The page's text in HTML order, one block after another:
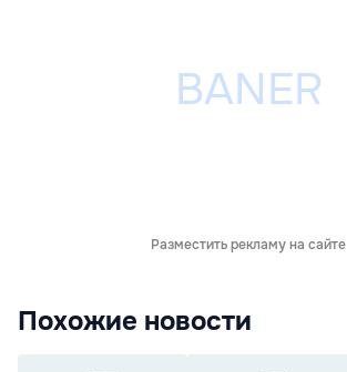
Разместить рекламу на сайте
Похожие новости